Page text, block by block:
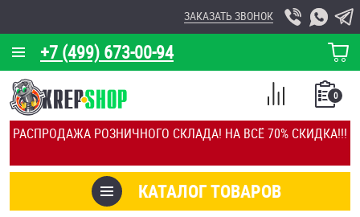
РАСПРОДАЖА РОЗНИЧНОГО СКЛАДА! НА ВСЁ 70% СКИДКА!!!
+7 (499) 673-00-94
ЗАКАЗАТЬ ЗВОНОК
КОРЗИНА
О КОМПАНИИ
КАЛЬКУЛЯТОР
ОТЗЫВЫ
КАТАЛОГ ТОВАРОВ
0
СПИСОК
СРАВНЕНИЕ